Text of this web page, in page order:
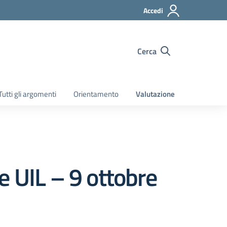
Accedi
Cerca
gli argomenti Orientamento Valutazione
UIL – 9 ottobre